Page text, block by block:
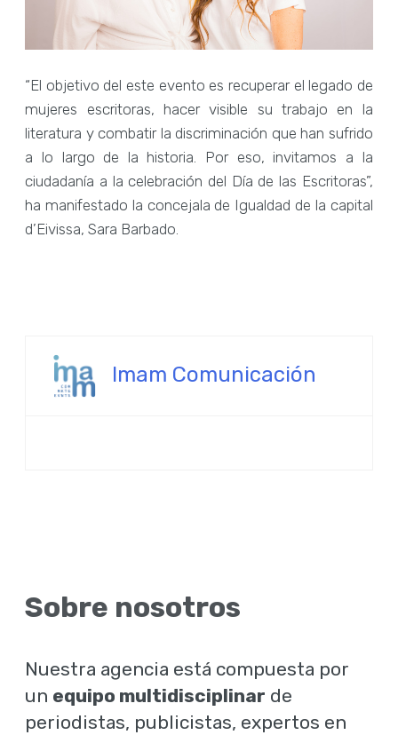
“El objetivo del este evento es recuperar el legado de
mujeres escritoras, hacer visible su trabajo en la
literatura y combatir la discriminación que han sufrido
a lo largo de la historia. Por eso, invitamos a la
ciudadanía a la celebración del Día de las Escritoras”,
ha manifestado la concejala de Igualdad de la capital
d’Eivissa, Sara Barbado.
Imam Comunicación
Sobre nosotros
Nuestra agencia está compuesta por
un equipo multidisciplinar de
periodistas, publicistas, expertos en